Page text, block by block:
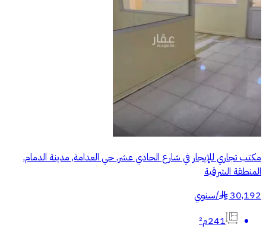
مكتب تجاري للإيجار في شارع الحادي عشر, حي العدامة, مدينة الدمام,
المنطقة الشرقية
30,192
§
/سنوي
241م²